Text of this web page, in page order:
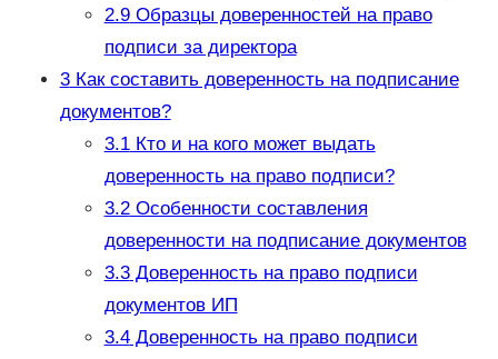
2.9Образцы доверенностей на право
подписи за директора
3Как составить доверенность на подписание
документов?
3.1Кто и на кого может выдать
доверенность на право подписи?
3.2Особенности составления
доверенности на подписание документов
3.3Доверенность на право подписи
документов ИП
3.4Доверенность на право подписи